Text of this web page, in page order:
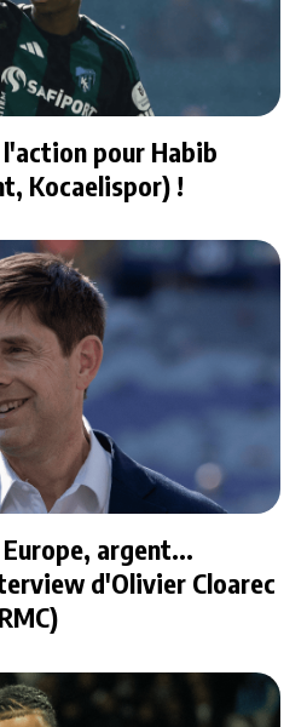
pour Habib
Kocaelispor) !
argent...
d'Olivier Cloarec